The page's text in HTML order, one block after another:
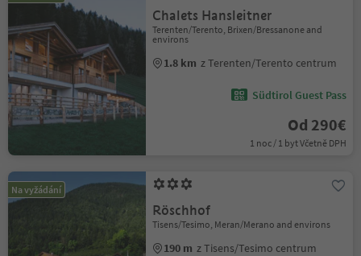
Chalets Hansleitner
Terenten/Terento, Brixen/Bressanone and
environs
1.8 km z Terenten/Terento centrum
Südtirol Guest Pass
Od 290€
1 noc / 1 byt Včetně DPH
Na vyžádání
Röschhof
Tisens/Tesimo, Meran/Merano and environs
190 m z Tisens/Tesimo centrum